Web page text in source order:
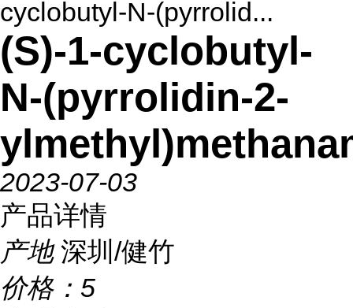
cyclobutyl-N-(pyrrolid...
(S)-1-cyclobutyl-
N-(pyrrolidin-2-
2023-07-03
产品详情
产地 深圳/健竹
价格： 5